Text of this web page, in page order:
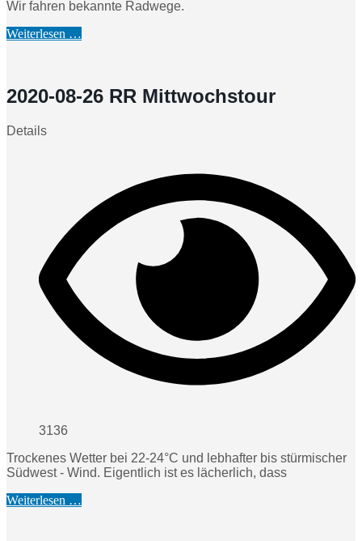
Wir fahren bekannte Radwege.
Weiterlesen …
2020-08-26 RR Mittwochstour
Details
3136
Trockenes Wetter bei 22-24°C und lebhafter bis stürmischer
Südwest - Wind. Eigentlich ist es lächerlich, dass
Weiterlesen …